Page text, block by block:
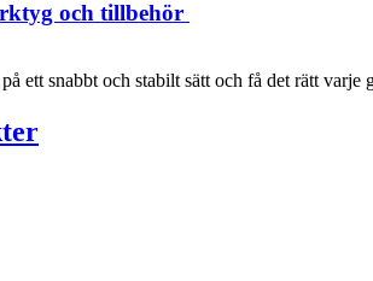
och tillbehör
ett snabbt och stabilt sätt och få det rätt varje